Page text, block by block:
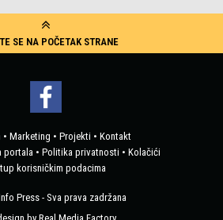
SE NA POČETAK STRANE
• Marketing • Projekti • Kontakt
portala • Politika privatnosti • Kolačići
korisničkim podacima
Press - Sva prava zadržana